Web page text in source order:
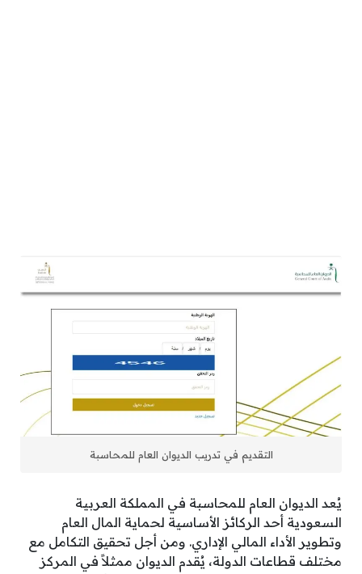
التقديم في تدريب الديوان العام للمحاسبة
يُعد الديوان العام للمحاسبة في المملكة العربية
السعودية أحد الركائز الأساسية لحماية المال العام
وتطوير الأداء المالي الإداري. ومن أجل تحقيق التكامل مع
مختلف قطاعات الدولة، يُقدم الديوان ممثلاً في المركز